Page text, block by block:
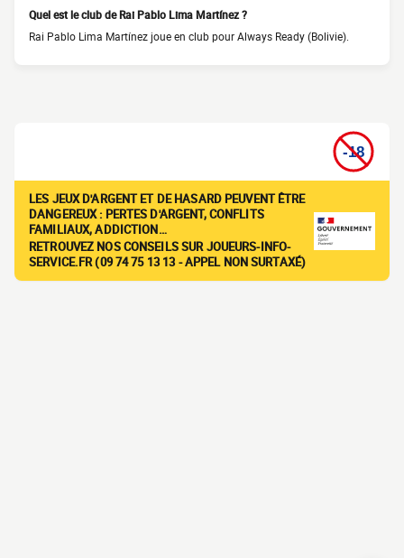
Quel est le club de Rai Pablo Lima Martínez ?
Rai Pablo Lima Martínez joue en club pour Always Ready (Bolivie).
LES JEUX D'ARGENT ET DE HASARD PEUVENT ÊTRE
DANGEREUX : PERTES D'ARGENT, CONFLITS
FAMILIAUX, ADDICTION…
RETROUVEZ NOS CONSEILS SUR JOUEURS-INFO-
SERVICE.FR (09 74 75 13 13 - APPEL NON SURTAXÉ)